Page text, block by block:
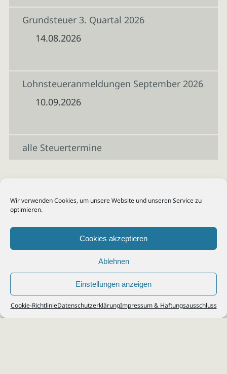
Wir verwenden Cookies, um unsere Website und unseren Service zu
optimieren.
Cookies akzeptieren
Ablehnen
Einstellungen anzeigen
Cookie-RichtlinieDatenschutzerklärungImpressum & Haftungsausschluss
Grundsteuer 3. Quartal 2026
14.08.2026
Lohnsteueranmeldungen September 2026
10.09.2026
alle Steuertermine
© 2026Steuerberater Kempf, Köln - Steuerberatung Poll, Porz, Deutz, Mülheim,